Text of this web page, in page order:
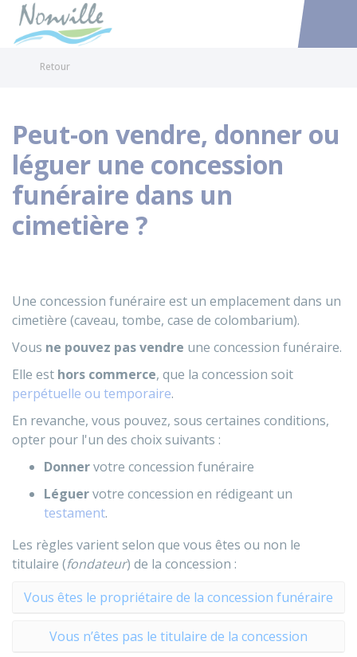
Accéder
Retour
Peut-on vendre, donner ou
léguer une concession
funéraire dans un
cimetière ?
Une concession funéraire est un emplacement dans un
cimetière (caveau, tombe, case de colombarium).
Vous ne pouvez pas vendre une concession funéraire.
Elle est hors commerce, que la concession soit
perpétuelle ou temporaire.
En revanche, vous pouvez, sous certaines conditions,
opter pour l'un des choix suivants :
Donnervotre concession funéraire
Léguervotre concession en rédigeant un
testament.
Les règles varient selon que vous êtes ou non le
titulaire (fondateur) de la concession :
Vous êtes le propriétaire de la concession funéraire
Vous n’êtes pas le titulaire de la concession